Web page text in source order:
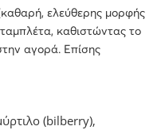
ελεύθερης μορφής
καθιστώντας το
αγορά. Επίσης
(bilberry),